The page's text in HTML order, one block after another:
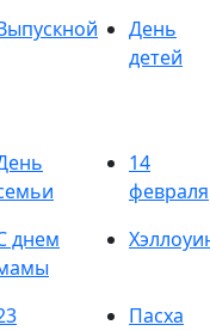
День
детей
14
февраля
днем
Пасха